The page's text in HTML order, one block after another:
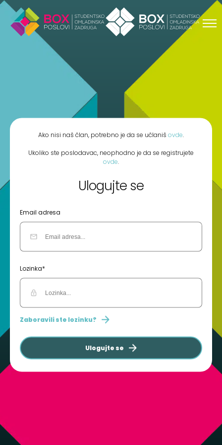
Skip to content
Ako nisi naš član, potrebno je da se učlaniš ovde
Ukoliko ste poslodavac, neophodno je da se registrujete
ovde
Ulogujte se
Email adresa
Lozinka*
Zaboravili ste lozinku?
Ulogujte se